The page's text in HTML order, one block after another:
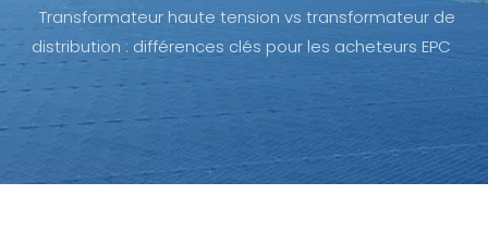
Transformateur haute tension vs transformateur de
distribution : différences clés pour les acheteurs EPC